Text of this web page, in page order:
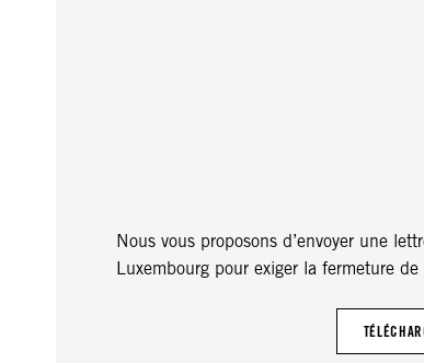
Nous vous proposons d’envoyer une
Luxembourg pour exiger la fermeture